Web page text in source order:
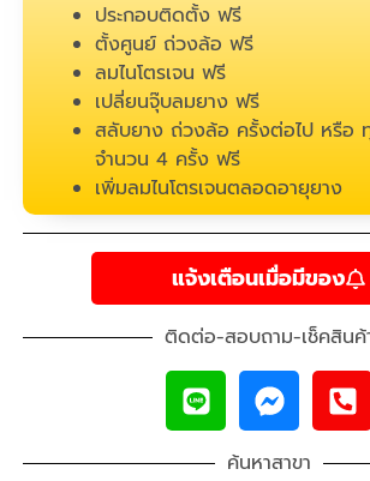
ประกอบติดตั้ง ฟรี
ตั้งศูนย์ ถ่วงล้อ ฟรี
ลมไนโตรเจน ฟรี
เปลี่ยนจุ๊บลมยาง ฟรี
สลับยาง ถ่วงล้อ ครั้งต่อไป หรือ
จำนวน 4 ครั้ง ฟรี
เพิ่มลมไนโตรเจนตลอดอายุยาง
แจ้งเตือนเมื่อมีของ
ติดต่อ-สอบถาม-เช็คสินค้
ค้นหาสาขา